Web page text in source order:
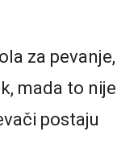
za pevanje,
mada to nije
postaju